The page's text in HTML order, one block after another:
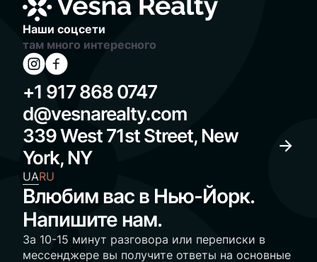
Наши соцсети
там много интересного
+1 917 868 0747
d@vesnarealty.com
339 West 71st Street, New
York, NY
UARU
Влюбим вас в Нью-Йорк.
Напишите нам.
За 10-15 минут разговора или переписки в
мессенджере вы получите ответы на основные